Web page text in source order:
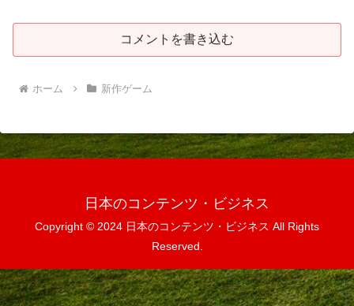
コメントを書き込む
ホーム 新作ゲーム
日本のコンテンツ・ビジネス
Copyright © 2024 日本のコンテンツ・ビジネス All Rights
Reserved.